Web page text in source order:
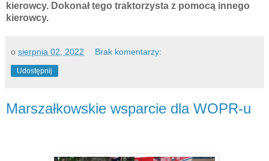
kierowcy. Dokonał tego traktorzysta z pomocą innego
kierowcy.
o sierpnia 02, 2022 Brak komentarzy:
Udostępnij
Marszałkowskie wsparcie dla WOPR-u